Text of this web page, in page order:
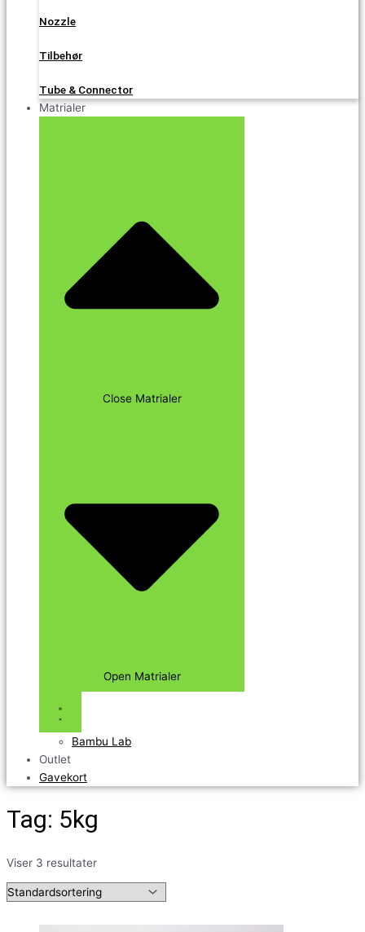
Nozzle
Tilbehør
Tube & Connector
Matrialer
Close Matrialer
Open Matrialer
Bambu Lab
Outlet
Gavekort
Tag: 5kg
Viser 3 resultater